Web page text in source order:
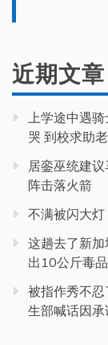
近期文章
上学途中遇
哭 到校求助
居銮巫统建
阵击落火箭
不满被闪大
这趟去了新
出10公斤毒品
被指作秀不
生部喊话因